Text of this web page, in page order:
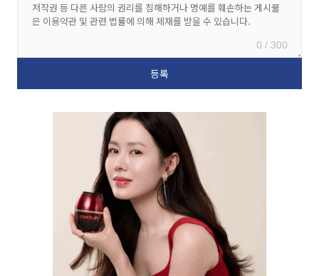
0 / 300